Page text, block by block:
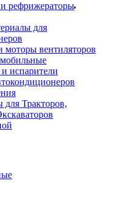
рефрижераторы
для
моторы вентиляторов
испарители
Тракторов,